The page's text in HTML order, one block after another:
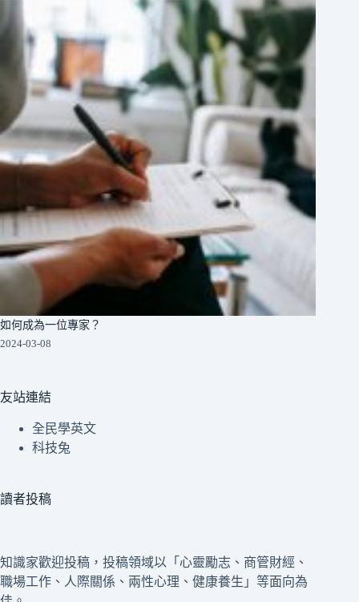
如何成為一位專家？
2024-03-08
友站連結
全民學英文
科技兔
讀者投稿
知識家歡迎投稿，投稿領域以「心靈勵志、商管財經、
職場工作、人際關係、兩性心理、健康養生」等面向為